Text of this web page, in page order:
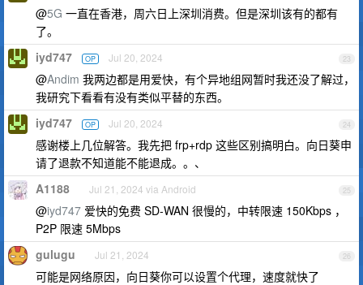
@5G 一直在香港，周六日上深圳消费。但是深圳该有的都有
了。
23
iyd747 OP Jul 20, 2024
@Andim 我两边都是用爱快，有个异地组网暂时我还没了解过，
我研究下看看有没有类似平替的东西。
24
iyd747 OP Jul 20, 2024
感谢楼上几位解答。我先把 frp+rdp 这些区别搞明白。向日葵申
请了退款不知道能不能退成。。、
25
A1188 Jul 21, 2024 via Android
@iyd747 爱快的免费 SD-WAN 很慢的，中转限速 150Kbps ，
P2P 限速 5Mbps
26
gulugu Jul 21, 2024
可能是网络原因，向日葵你可以设置个代理，速度就快了